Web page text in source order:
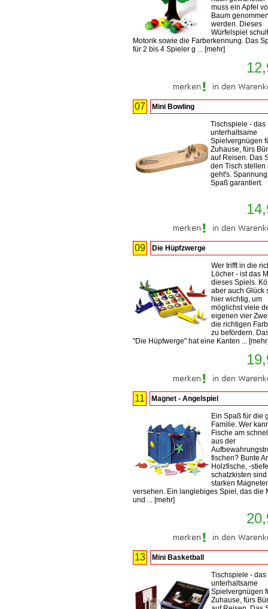
muss ein Apfel
Baum
werden. Dieses
Würfelspiel
Motorik sowie die Farberkennung. Das
für 2 bis 4 Spieler g ... [mehr]
07 Mini Bowling
Tischspiele - das
unterhaltsame
Spielvergnügen
Zuhause, fürs
auf Reisen. Das
den Tisch stellen
geht's.
Spaß garantiert.
09 Die Hüpfzwerge
Wer trifft in die
Löcher - ist das
dieses Spiels.
aber auch Glück
hier wichtig, um
möglichst viele
eigenen vier
die richtigen
zu befördern.
"Die Hüpfwerge" hat eine Kanten ... [mehr
11 Magnet - Angelspiel
Ein Spaß für die
Familie. Wer
Fische am
aus der
fischen? Bunte
Holzfische, -
schatzkisten sind
starken
versehen. Ein langlebiges Spiel, das die
und ... [mehr]
13 Mini Basketball
Tischspiele - das
unterhaltsame
Spielvergnügen
Zuhause, fürs